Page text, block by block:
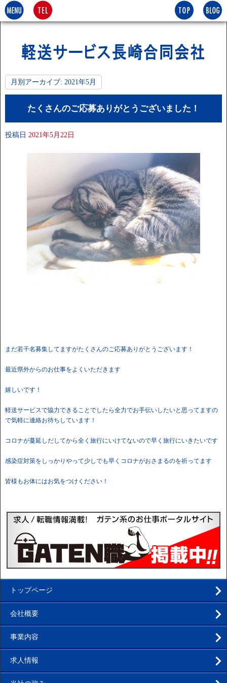
月別アーカイブ: 2021年5月
たくさんのご応募ありがとうございました！
投稿日 2021年5月22日
まだ若干名募集してますがたくさんのご応募ありがとうございます！
最近県外からのお仕事をよくいただきます
嬉しいです！
軽送サービスで協力できることでしたら全力でお手伝いしたいと思ってますの
で気軽に連絡お待ちしています！
コロナが蔓延しだしてから全く旅行にいけてないので早く旅行にいきたいです
感染症対策をしっかりやって少しでも早くコロナがおさまるのを祈ってます
皆様もお体にはお気をつけください！
トップページ
会社概要
事業内容
求人情報